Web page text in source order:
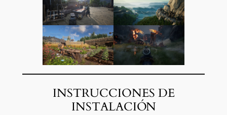
INSTRUCCIONES DE
INSTALACIÓN